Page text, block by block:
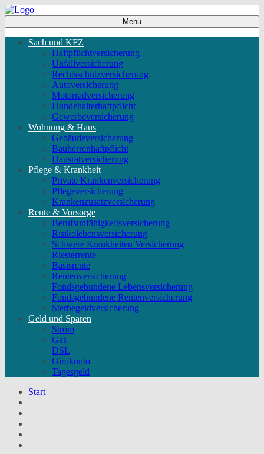
Menü
Sach und KFZ
Haftpflichtversicherung
Unfallversicherung
Rechtsschutzversicherung
Autoversicherung
Motorradversicherung
Hundehalterhaftpflicht
Gewerbeversicherung
Wohnung & Haus
Gebäudeversicherung
Bauherrenhaftpflicht
Hausratversicherung
Pflege & Krankheit
Private Krankenversicherung
Pflegeversicherung
Krankenzusatzversicherung
Rente & Vorsorge
Berufs­unfähigkeitsversicherung
Risikolebensversicherung
Schwere Krankheiten Versicherung
Riesterrente
Basisrente
Rentenversicherung
Fondsgebundene Lebensversicherung
Fondsgebundene Rentenversicherung
Sterbegeldversicherung
Geld und Sparen
Strom
Gas
DSL
Girokonto
Tagesgeld
Start